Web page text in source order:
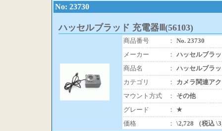
No: 23730
ハッセルブラッド 充電器Ⅲ(56103)
商品番号 ： No. 23730
メーカー
： ハッセルブラ
商品名
： ハッセルブラ
カテゴリ
：
カメラ関連ア
マウント方式
：
その他
グレード
： ★
価格
： \2,728 （税込